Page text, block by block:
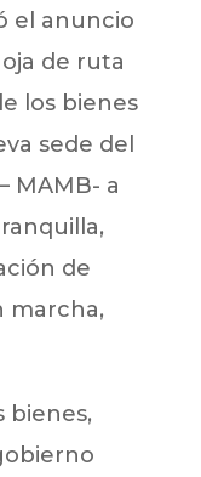
el anuncio
de ruta
los bienes
sede del
MAMB- a
de
marcha,
bienes,